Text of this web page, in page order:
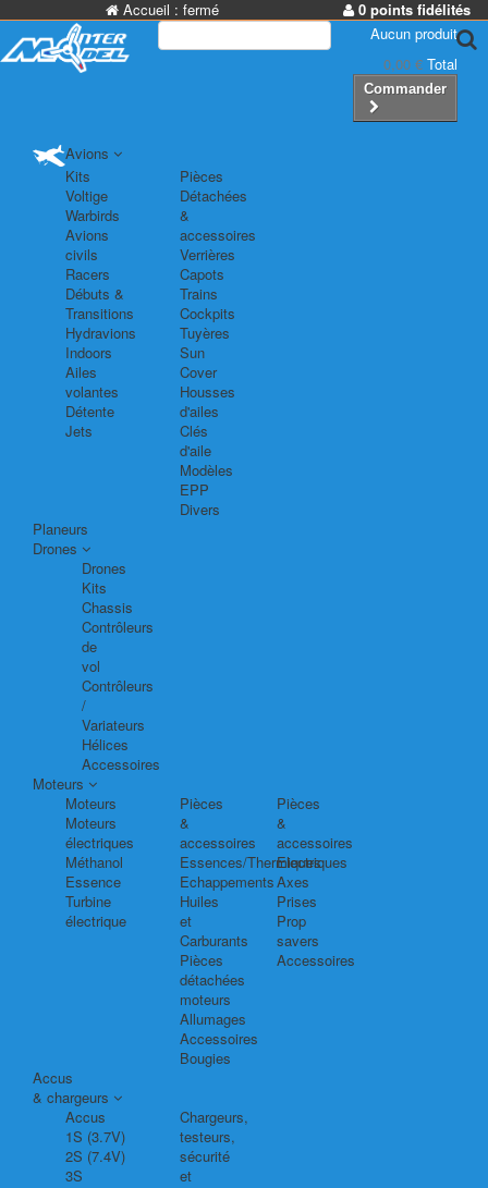
Accueil : fermé
0 points fidélités
Aucun produit
0,00 € Total
Commander
Avions
Kits
Voltige
Warbirds
Avions
civils
Racers
Débuts &
Transitions
Hydravions
Indoors
Ailes
volantes
Détente
Jets
Pièces
Détachées
&
accessoires
Verrières
Capots
Trains
Cockpits
Tuyères
Sun
Cover
Housses
d'ailes
Clés
d'aile
Modèles
EPP
Divers
Planeurs
Drones
Drones
Kits
Chassis
Contrôleurs
de
vol
Contrôleurs
/
Variateurs
Hélices
Accessoires
Moteurs
Moteurs
Moteurs
électriques
Méthanol
Essence
Turbine
électrique
Pièces
&
accessoires
Essences/Thermiques
Echappements
Huiles
et
Carburants
Pièces
détachées
moteurs
Allumages
Accessoires
Bougies
Pièces
&
accessoires
Electriques
Axes
Prises
Prop
savers
Accessoires
Accus
& chargeurs
Accus
1S (3.7V)
2S (7.4V)
3S
Chargeurs,
testeurs,
sécurité
et